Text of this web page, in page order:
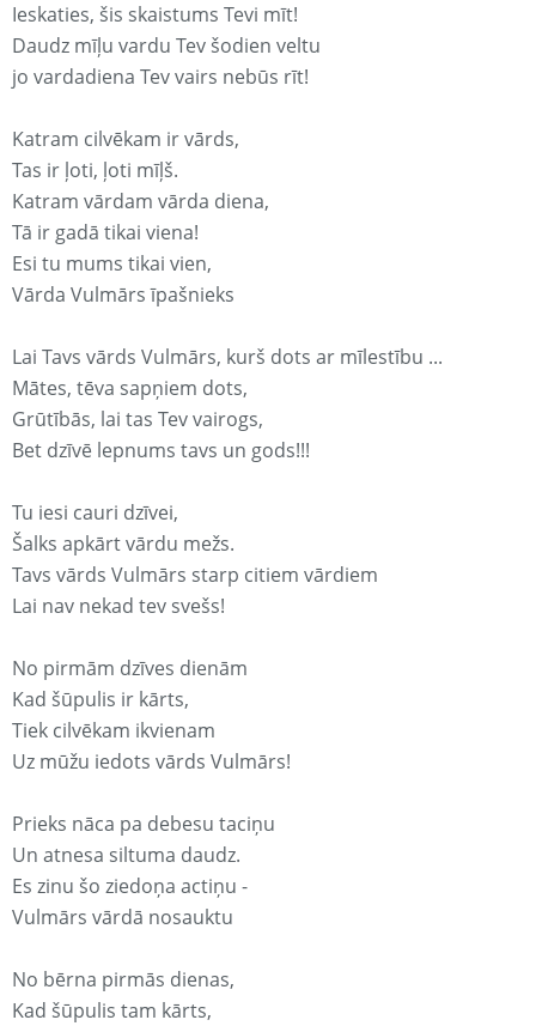
Ieskaties, šis skaistums Tevi mīt!
Daudz mīļu vardu Tev šodien veltu
jo vardadiena Tev vairs nebūs rīt!
Katram cilvēkam ir vārds,
Tas ir ļoti, ļoti mīļš.
Katram vārdam vārda diena,
Tā ir gadā tikai viena!
Esi tu mums tikai vien,
Vārda Vulmārs īpašnieks
Lai Tavs vārds Vulmārs, kurš dots ar mīlestību ...
Mātes, tēva sapņiem dots,
Grūtībās, lai tas Tev vairogs,
Bet dzīvē lepnums tavs un gods!!!
Tu iesi cauri dzīvei,
Šalks apkārt vārdu mežs.
Tavs vārds Vulmārs starp citiem vārdiem
Lai nav nekad tev svešs!
No pirmām dzīves dienām
Kad šūpulis ir kārts,
Tiek cilvēkam ikvienam
Uz mūžu iedots vārds Vulmārs!
Prieks nāca pa debesu taciņu
Un atnesa siltuma daudz.
Es zinu šo ziedoņa actiņu -
Vulmārs vārdā nosauktu
No bērna pirmās dienas,
Kad šūpulis tam kārts,